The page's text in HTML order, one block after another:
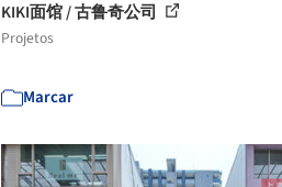
KIKI面馆 / 古鲁奇公司
Projetos
Marcar